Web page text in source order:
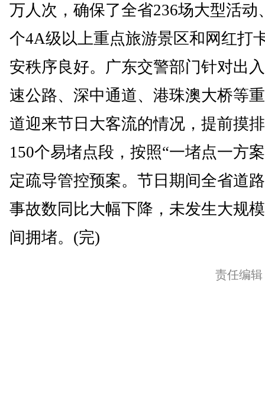
万人次，确保了全省236场大型活动
个4A级以上重点旅游景区和网红打
安秩序良好。广东交警部门针对出
速公路、深中通道、港珠澳大桥等
道迎来节日大客流的情况，提前摸
150个易堵点段，按照“一堵点一方
定疏导管控预案。节日期间全省道
事故数同比大幅下降，未发生大规
间拥堵。(完)
责任编